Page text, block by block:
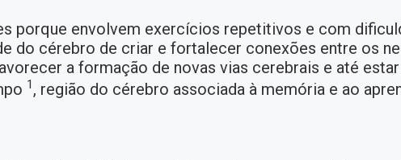
porque envolvem exercícios repetitivos e com
do cérebro de criar e fortalecer conexões entre os
a formação de novas vias cerebrais e até
1 , região do cérebro associada à memória e ao